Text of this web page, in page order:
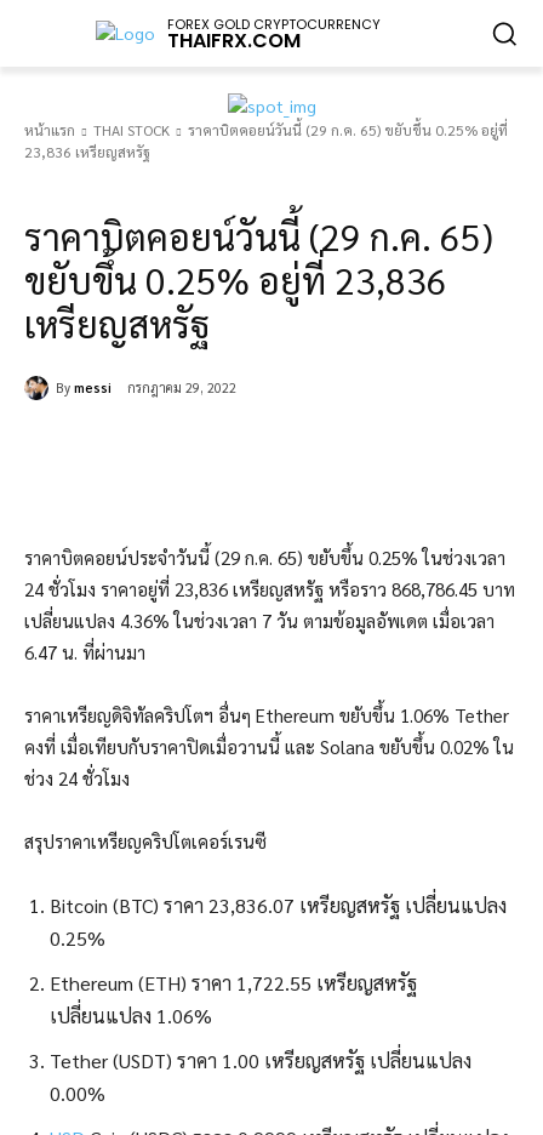
FOREX GOLD CRYPTOCURRENCY
THAIFRX.COM
หน้าแรก THAI STOCK
ราคาบิตคอยน์วันนี้ (29 ก.ค. 65) ขยับขึ้น 0.25% อยู่ที่
23,836 เหรียญสหรัฐ
ราคาบิตคอยน์วันนี้ (29 ก.ค. 65)
ขยับขึ้น 0.25% อยู่ที่ 23,836
เหรียญสหรัฐ
By messi กรกฎาคม 29, 2022
ราคาบิตคอยน์ประจำวันนี้ (29 ก.ค. 65) ขยับขึ้น 0.25% ในช่วงเวลา
24 ชั่วโมง ราคาอยู่ที่ 23,836 เหรียญสหรัฐ หรือราว 868,786.45 บาท
เปลี่ยนแปลง 4.36% ในช่วงเวลา 7 วัน ตามข้อมูลอัพเดต เมื่อเวลา
6.47 น. ที่ผ่านมา
ราคาเหรียญดิจิทัลคริปโตฯ อื่นๆ Ethereum ขยับขึ้น 1.06% Tether
คงที่ เมื่อเทียบกับราคาปิดเมื่อวานนี้ และ Solana ขยับขึ้น 0.02% ใน
ช่วง 24 ชั่วโมง
สรุปราคาเหรียญคริปโตเคอร์เรนซี
Bitcoin (BTC) ราคา 23,836.07 เหรียญสหรัฐ เปลี่ยนแปลง
0.25%
Ethereum (ETH) ราคา 1,722.55 เหรียญสหรัฐ
เปลี่ยนแปลง 1.06%
Tether (USDT) ราคา 1.00 เหรียญสหรัฐ เปลี่ยนแปลง
0.00%